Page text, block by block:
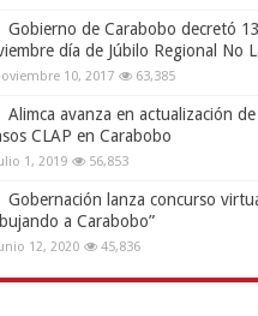
Gobierno de Carabobo decretó
día de Júbilo Regional No
10, 2017 63,385
Alimca avanza en actualización
CLAP en Carabobo
1, 2019 56,853
Gobernación lanza concurso
a Carabobo”
12, 2020 45,836